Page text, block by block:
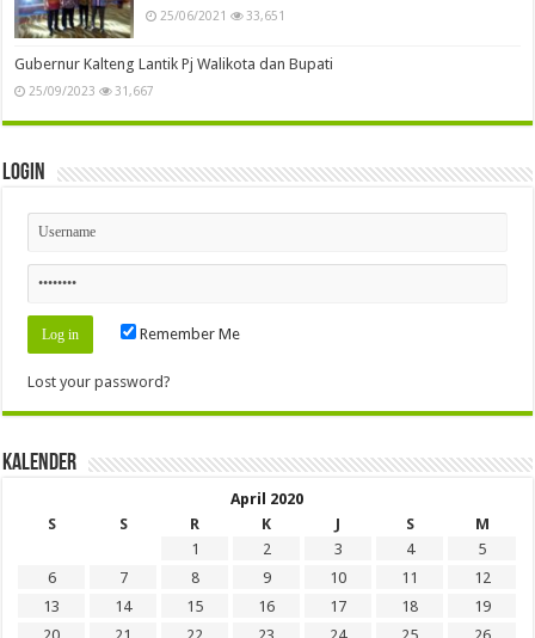
25/06/2021 33,651
Gubernur Kalteng Lantik Pj Walikota dan Bupati
25/09/2023 31,667
Login
Remember Me
Lost your password?
Kalender
April 2020
S
S R K J S
M
1
2 3 4
5
6
7 8 9 10 11
12
13
14 15 16 17 18
19